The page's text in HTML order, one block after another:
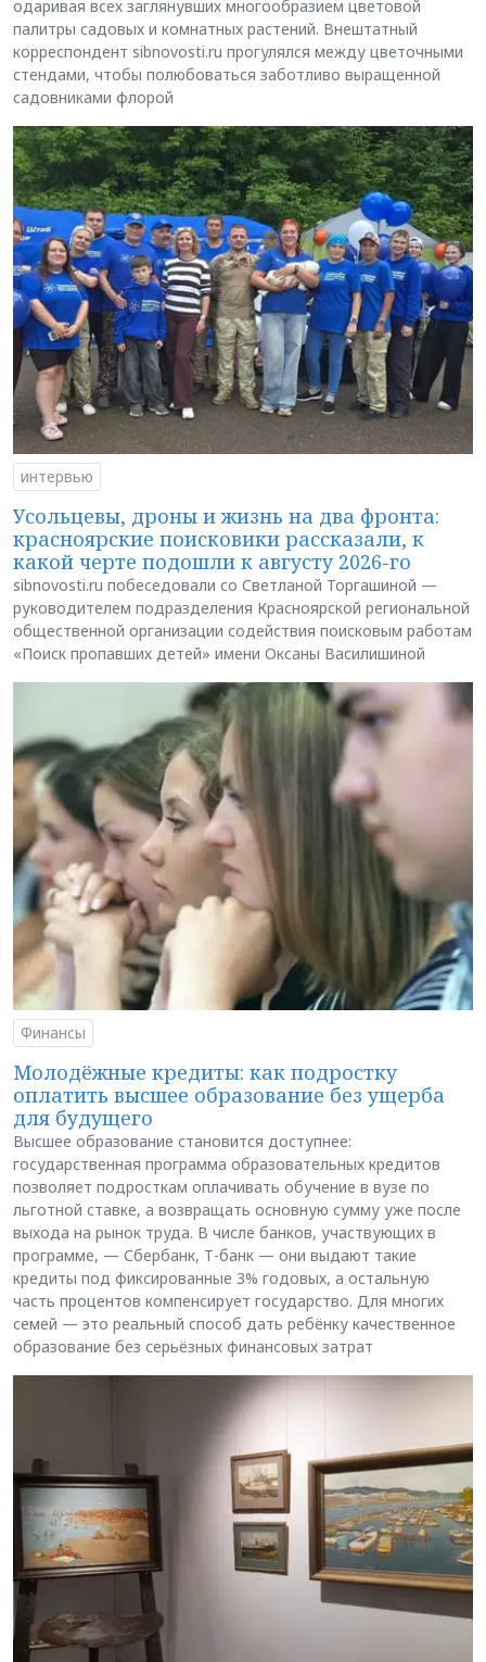
одаривая всех заглянувших многообразием цветовой
палитры садовых и комнатных растений. Внештатный
корреспондент sibnovosti.ru прогулялся между цветочными
стендами, чтобы полюбоваться заботливо выращенной
садовниками флорой
интервью
Усольцевы, дроны и жизнь на два фронта:
красноярские поисковики рассказали, к
какой черте подошли к августу 2026-го
sibnovosti.ru побеседовали со Светланой Торгашиной —
руководителем подразделения Красноярской региональной
общественной организации содействия поисковым работам
«Поиск пропавших детей» имени Оксаны Василишиной
Финансы
Молодёжные кредиты: как подростку
оплатить высшее образование без ущерба
для будущего
Высшее образование становится доступнее:
государственная программа образовательных кредитов
позволяет подросткам оплачивать обучение в вузе по
льготной ставке, а возвращать основную сумму уже после
выхода на рынок труда. В числе банков, участвующих в
программе, — Сбербанк, Т-банк — они выдают такие
кредиты под фиксированные 3% годовых, а остальную
часть процентов компенсирует государство. Для многих
семей — это реальный способ дать ребёнку качественное
образование без серьёзных финансовых затрат